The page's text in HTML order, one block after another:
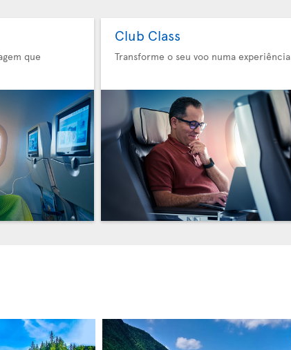
que
Club Class
Transforme o seu voo numa experiência